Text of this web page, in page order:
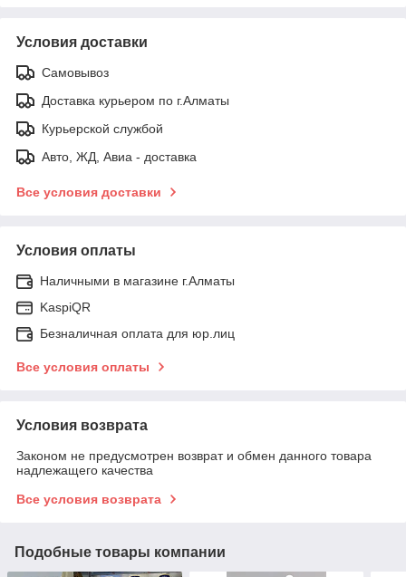
Условия доставки
Самовывоз
Доставка курьером по г.Алматы
Курьерской службой
Авто, ЖД, Авиа - доставка
Все условия доставки
Условия оплаты
Наличными в магазине г.Алматы
KaspiQR
Безналичная оплата для юр.лиц
Все условия оплаты
Условия возврата
Законом не предусмотрен возврат и обмен данного товара
надлежащего качества
Все условия возврата
Подобные товары компании